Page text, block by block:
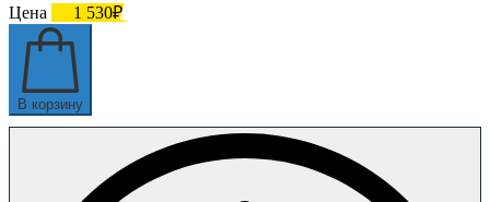
Цена
1 530₽
В корзину